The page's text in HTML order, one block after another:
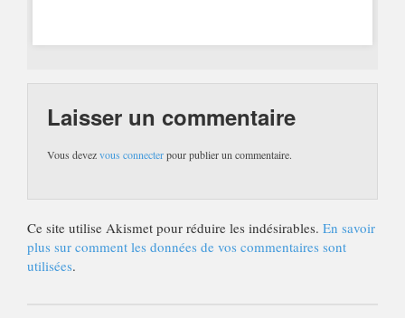
Laisser un commentaire
Vous devezvous connecterpour publier un commentaire.
Ce site utilise Akismet pour réduire les indésirables. En savoir
plus sur comment les données de vos commentaires sont
utilisées.